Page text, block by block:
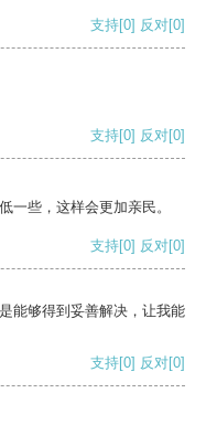
支持[0] 反对[0]
支持[0] 反对[0]
一些，这样会更加亲民。
支持[0] 反对[0]
能够得到妥善解决，让我能
支持[0] 反对[0]